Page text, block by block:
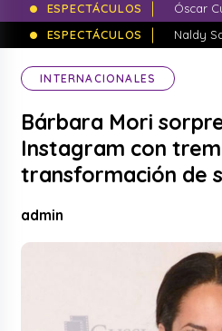
ESPECTÁCULOS
Óscar
ESPECTÁCULOS
Naldy
INTERNACIONALES
Bárbara Mori
Instagram con
transformación de
admin